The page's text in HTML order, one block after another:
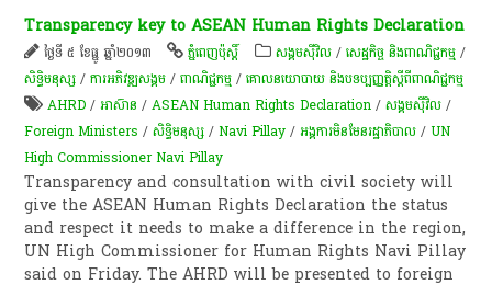
Transparency key to ASEAN Human Rights Declaration
ថ្ងៃទី ៥ ខែធ្នូ ឆ្នាំ២០១៣ ភ្នំពេញប៉ុស្តិ៍ សង្គមស៊ីវិល /សេដ្ឋកិច្ច និងពាណិជ្ជកម្ម /
សិទ្ធិមនុស្ស /ការ​អភិវឌ្ឍ​សង្គម /ពាណិជ្ជកម្ម /គោលនយោបាយ និងបទប្បញ្ញត្តិស្តីពីពាណិជ្ជកម្ម
AHRD /អាស៊ាន /ASEAN Human Rights Declaration /សង្គមស៊ីវិល /
Foreign Ministers /សិទ្ធិមនុស្ស /Navi Pillay /អង្គការមិនមែនរដ្ឋាភិបាល /UN
High Commissioner Navi Pillay
Transparency and consultation with civil society will
give the ASEAN Human Rights Declaration the status
and respect it needs to make a difference in the region,
UN High Commissioner for Human Rights Navi Pillay
said on Friday. The AHRD will be presented to foreign